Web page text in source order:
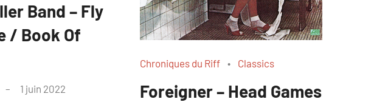
Band – Fly
/ Book Of
1 juin 2022
Chroniques du Riff Classics
Foreigner – Head Games